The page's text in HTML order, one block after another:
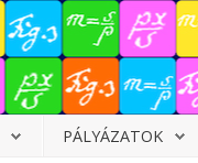
PÁLYÁZATOK